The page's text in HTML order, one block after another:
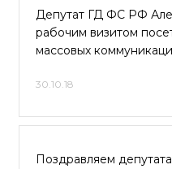
Депутат ГД ФС РФ
рабочим визитом
массовых
30.10.18
Поздравляем